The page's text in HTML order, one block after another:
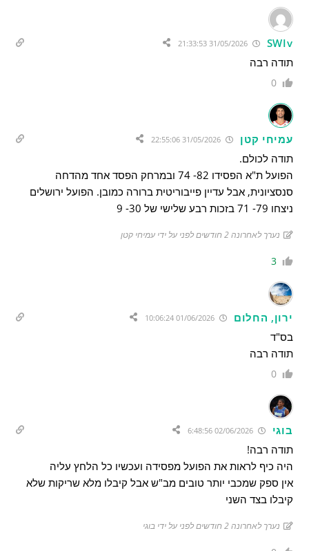
SWIv
31/05/2026 21:33:53
תודה רבה
0
עמיחי קטן
תודה לכולם.
הפועל ת"א הפסידו 82- 74 ובמרחק הפסד אחד מהדחה
סנסציונית, אבל עדיין פייבוריטית ברורה כמובן. הפועל ירושלים
ניצחו 79- 71 בזכות רבע שלישי של 30- 9
נערך לאחרונה 2 חודשים לפני על ידי עמיחי קטן
3
ירון, החלום 01/06/2026 10:06:24
בס"ד
תודה רבה
0
בוגי 02/06/2026 6:48:56
תודה רבה!
היה כיף לראות את הפועל מפסידה ועכשיו כל הלחץ עליה
אין ספק שמכבי יותר טובים מב"ש אבל קיבלו מלא שריקות שלא
קיבלו בצד השני
נערך לאחרונה 2 חודשים לפני על ידי בוגי